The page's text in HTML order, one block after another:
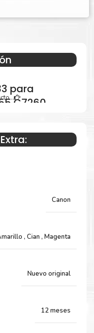
para
C7260
C7065, C7055,
52,000 páginas
Canon
, Cian , Magenta
Nuevo original
12 meses